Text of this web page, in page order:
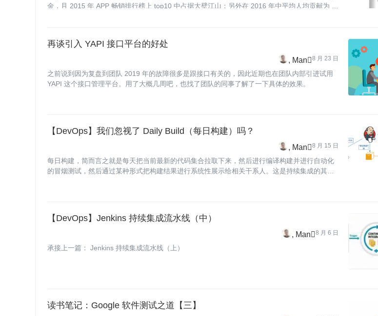
金，且 2015 年 APP 畅销排行榜上 top10 中占据大壁江山；另外在 2016 年中平均人均贡献为 3.
再谈引入 YAPI 接口平台的好处
Man8 月 23 日
之前说到因为复盘到团队 2019 年的故障很多是跟接口有关的，因此近期也在团队内部引进试用
YAPI 这个接口管理平台。用了大概几周吧，也找了团队的同事了解了一下具体的效果。
【DevOps】我们忽视了 Daily Build（每日构建）吗？
Man8 月 15 日
每日构建，简而言之就是每天把当前最新的代码集合拉取下来，然后进行编译构建并进行自动化
的冒烟测试，然后通过某种形式把构建结果进行系统性展示给相关干系人。这是持续集成的其中
【DevOps】Jenkins 持续集成流水线（中）
Man8 月 6 日
承接上一篇： Jenkins 持续集成流水线（上）
读书笔记：Google 软件测试之道【三】